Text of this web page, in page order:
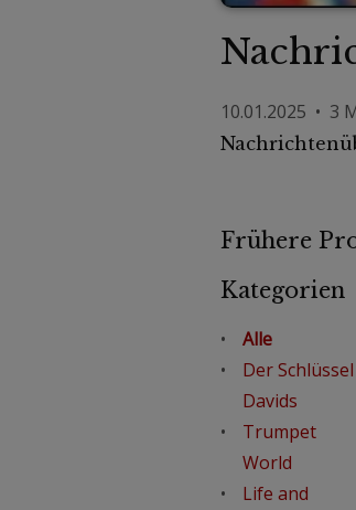
10.01.2025 • 3
Frühere
Kategorien
Alle
Der Schlüssel
Davids
Trumpet
World
Life and